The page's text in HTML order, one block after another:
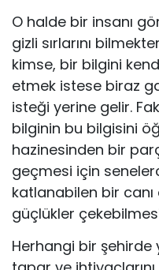
O halde bir insanı
gizli sırlarını
kimse, bir bilgini
etmek istese biraz
isteği yerine gelir.
bilginin bu bilgisini
hazinesinden bir
geçmesi için
katlanabilen bir
güçlükler çekebilmesi
Herhangi bir şehirde